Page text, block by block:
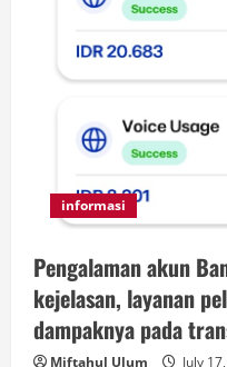
informasi
Pengalaman akun
kejelasan, layanan
dampaknya pada
Miftahul Ulum July